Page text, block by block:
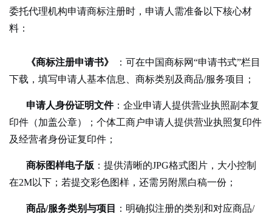
委托代理机构申请商标注册时，申请人需准备以下核心材
料：
《商标注册申请书》
：可在中国商标网“申请书式”栏目
下载，填写申请人基本信息、商标类别及商品/服务项目；
申请人身份证明文件 ：企业申请人提供营业执照副本复
印件（加盖公章）；个体工商户申请人提供营业执照复印件
及经营者身份证复印件；
商标图样电子版 ：提供清晰的JPG格式图片，大小控制
在2M以下；若提交彩色图样，还需另附黑白稿一份；
商品/服务类别与项目 ：明确拟注册的类别和对应商品/